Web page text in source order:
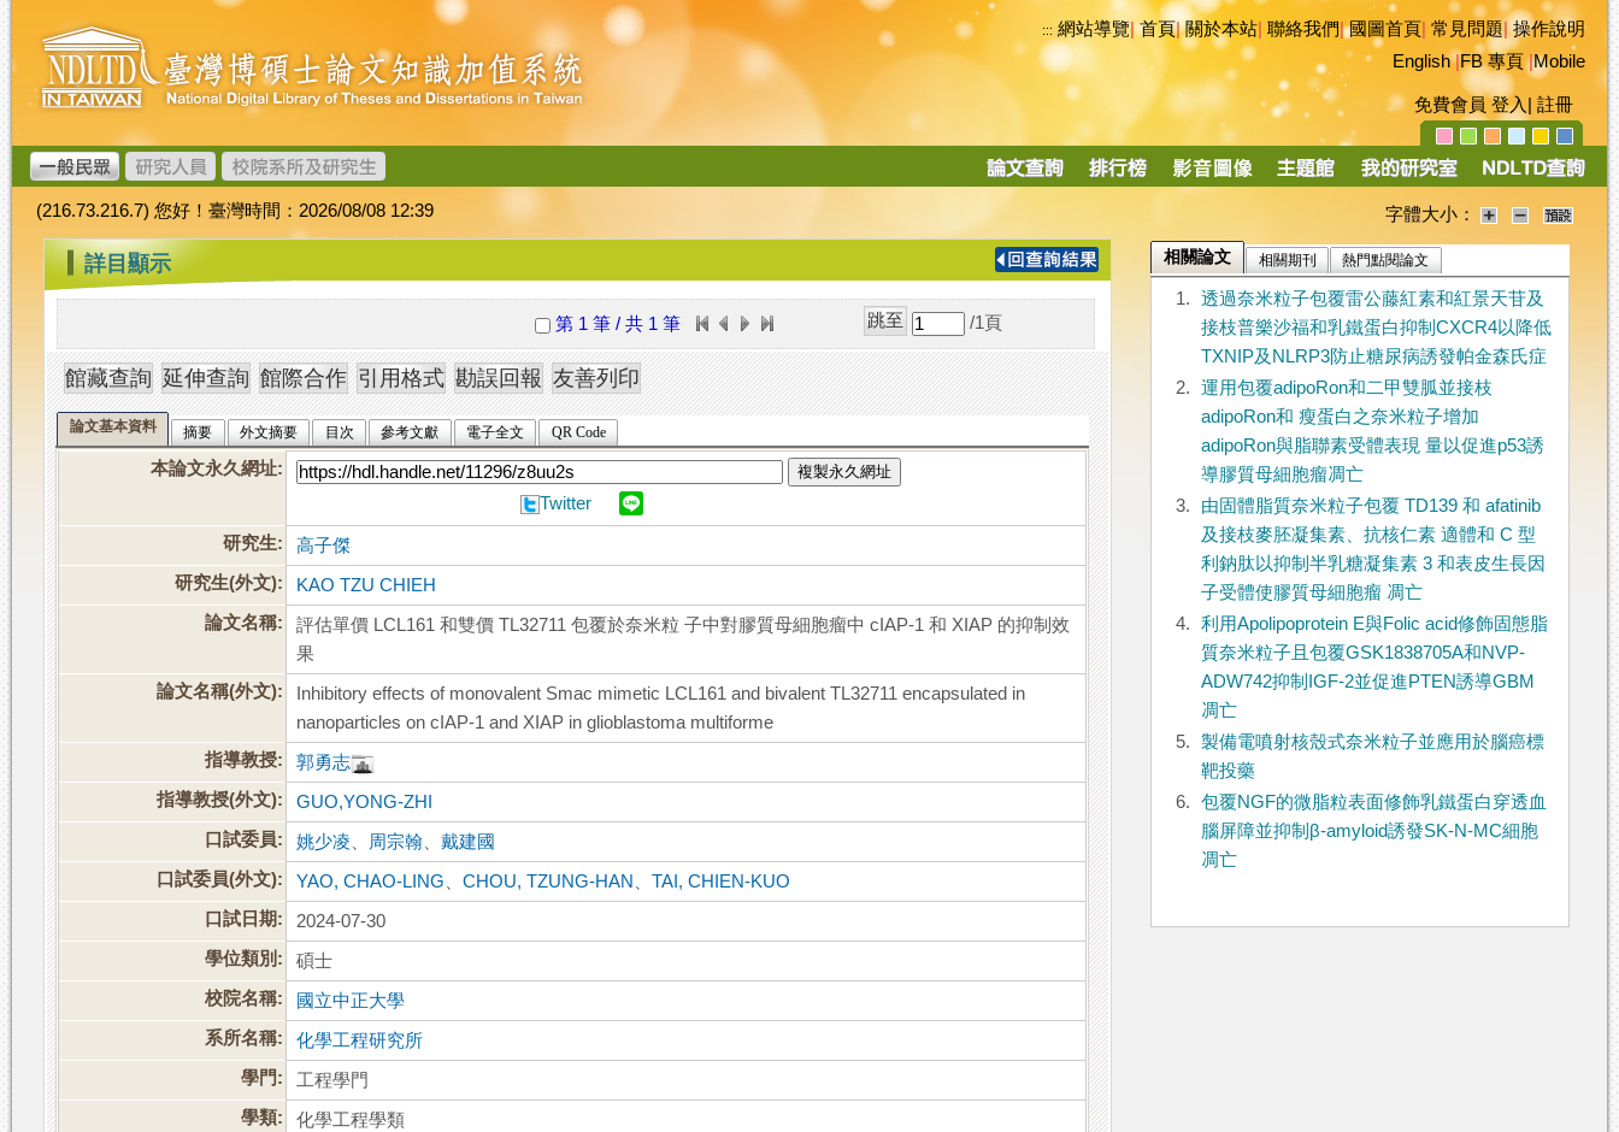
跳
到
主
要
內
容
臺
灣
博
碩
士
論
文
加
值
系
統
::: 網站導覽|首頁|關於本站 聯絡我們|國圖首頁 常見問題|操作說明
English|FB 專頁|Mobile
免費會員 登入 註冊
導
(216.73.216.7) 您好！臺灣時間：2026/08/08 12:39 字體大小：
::: 詳目顯示
第 1 筆 / 共 1 筆 /1 頁
論文基本資料 摘要 外文摘要 目次 參考文獻 電子全文 QR Code
本論文永久網址: 複製永久網址
Twitter
研究生:
高子傑
研究生(外文):
KAO TZU CHIEH
論文名稱:
評估單價 LCL161 和雙價 TL32711 包覆於奈米粒 子中對膠質母細胞瘤中 cIAP-1 和 XIAP 的抑制效
果
論文名稱(外文):
Inhibitory effects of monovalent Smac mimetic LCL161 and bivalent TL32711 encapsulated in
nanoparticles on cIAP-1 and XIAP in glioblastoma multiforme
指導教授:
郭勇志
指導教授(外文):
GUO,YONG-ZHI
口試委員:
姚少凌 周宗翰 、戴建國
口試委員(外文):
YAO, CHAO-LING 、CHOU, TZUNG-HAN 、TAI, CHIEN-KUO
口試日期:
2024-07-30
學位類別:
碩士
校院名稱:
國立中正大學
系所名稱:
化學工程研究所
學門:
工程學門
學類:
化學工程學類
相關論文 相關期刊 熱門點閱論文
1.
透過奈米粒子包覆雷公藤紅素和紅景天苷及
接枝普樂沙福和乳鐵蛋白抑制CXCR4以降低
TXNIP及NLRP3防止糖尿病誘發帕金森氏症
2.
運用包覆adipoRon和二甲雙胍並接枝
adipoRon和 瘦蛋白之奈米粒子增加
adipoRon與脂聯素受體表現 量以促進p53誘
導膠質母細胞瘤凋亡
3.
由固體脂質奈米粒子包覆 TD139 和 afatinib
及接枝麥胚凝集素、抗核仁素 適體和 C 型
利鈉肽以抑制半乳糖凝集素 3 和表皮生長因
子受體使膠質母細胞瘤 凋亡
4.
利用Apolipoprotein E與Folic acid修飾固態脂
質奈米粒子且包覆GSK1838705A和NVP-
ADW742抑制IGF-2並促進PTEN誘導GBM
凋亡
5.
製備電噴射核殼式奈米粒子並應用於腦癌標
靶投藥
6.
包覆NGF的微脂粒表面修飾乳鐵蛋白穿透血
腦屏障並抑制β-amyloid誘發SK-N-MC細胞
凋亡